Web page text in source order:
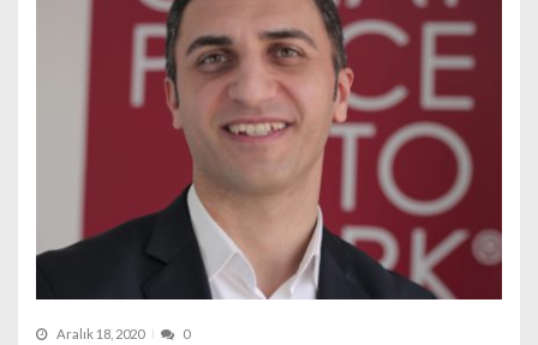
Aralık 18, 2020 0